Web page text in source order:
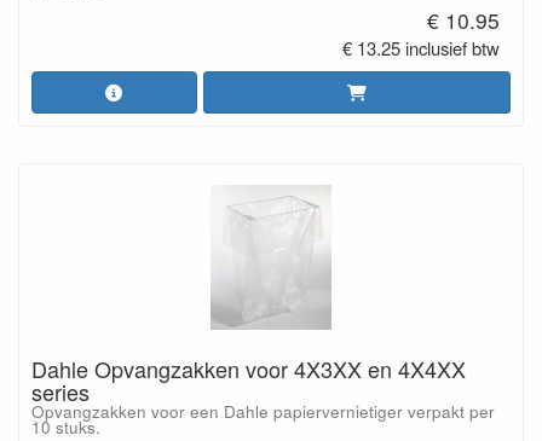
€ 10.95
€ 13.25 inclusief btw
Dahle Opvangzakken voor 4X3XX en 4X4XX
series
Opvangzakken voor een Dahle papiervernietiger verpakt per
10 stuks.